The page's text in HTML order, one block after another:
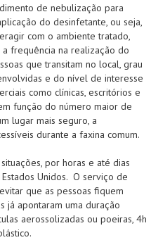
de nebulização para
do desinfetante, ou seja,
com o ambiente tratado,
frequência na realização do
que transitam no local, grau
e do nível de interesse
como clínicas, escritórios e
função do número maior de
lugar mais seguro, a
durante a faxina comum.
por horas e até dias
Unidos. O serviço de
que as pessoas fiquem
já apontaram uma duração
aerossolizadas ou poeiras, 4h